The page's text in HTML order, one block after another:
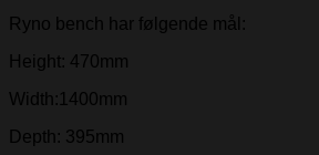
Ryno bench har følgende mål:
Height: 470mm
Width:1400mm
Depth: 395mm